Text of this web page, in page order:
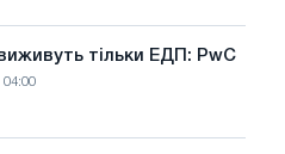
тільки ЕДП: PwC
04:00